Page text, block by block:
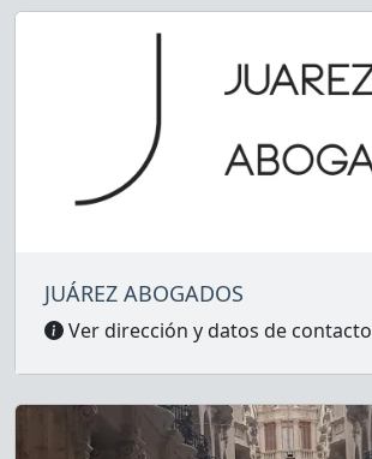
JUÁREZ ABOGADOS
Ver dirección y datos de contacto